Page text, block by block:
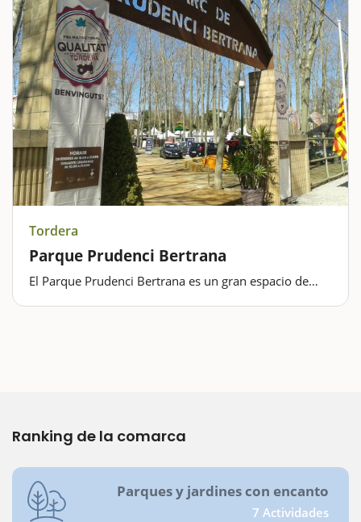
Tordera
Parque Prudenci Bertrana
El Parque Prudenci Bertrana es un gran espacio de
Ranking de la comarca
Parques y jardines con encanto
7 Actividades